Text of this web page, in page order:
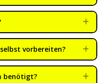
vorbereiten?
benötigt?